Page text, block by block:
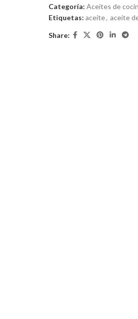
Categoría: Aceites de
Etiquetas: aceite, aceite
Share: